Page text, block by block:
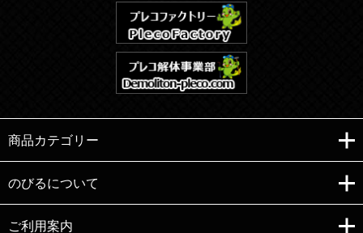
商品カテゴリー
のびるについて
ご利用案内